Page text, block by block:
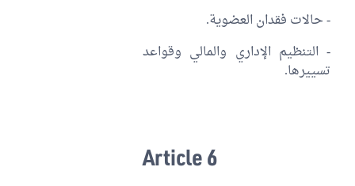
- حالات فقدان العضوية.
- التنظيم الإداري والمالي وقواعد
تسييرها.
Article 6